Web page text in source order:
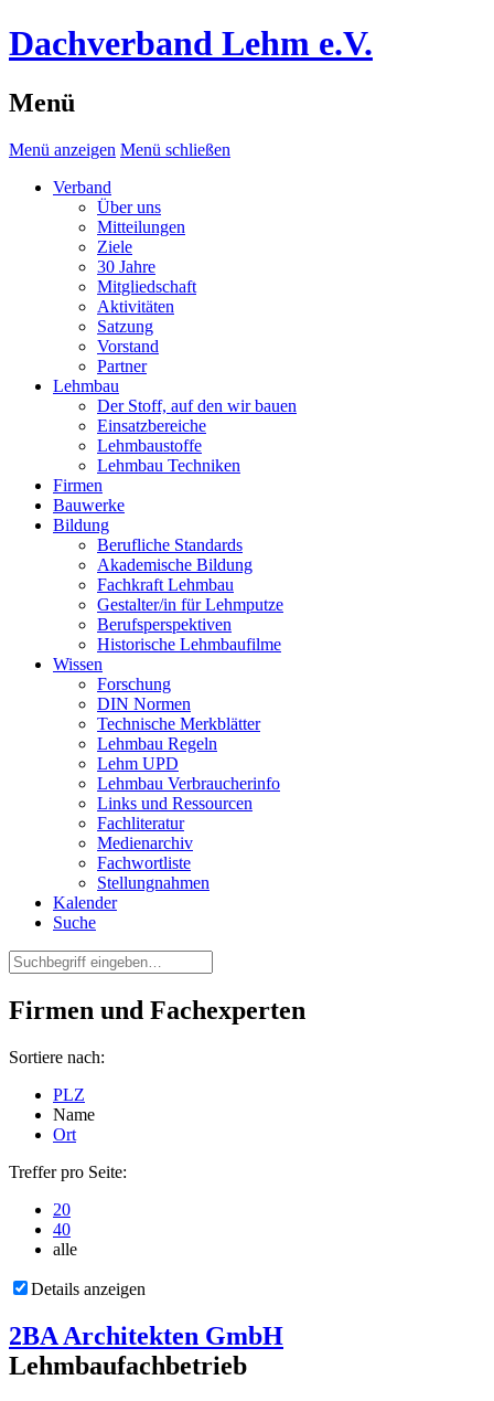
Dachverband Lehm e.V.
Menü
Menü anzeigen Menü schließen
Verband
Über uns
Mitteilungen
Ziele
30 Jahre
Mitgliedschaft
Aktivitäten
Satzung
Vorstand
Partner
Lehmbau
Der Stoff, auf den wir bauen
Einsatzbereiche
Lehmbaustoffe
Lehmbau Techniken
Firmen
Bauwerke
Bildung
Berufliche Standards
Akademische Bildung
Fachkraft Lehmbau
Gestalter/in für Lehmputze
Berufsperspektiven
Historische Lehmbaufilme
Wissen
Forschung
DIN Normen
Technische Merkblätter
Lehmbau Regeln
Lehm UPD
Lehmbau Verbraucherinfo
Links und Ressourcen
Fachliteratur
Medienarchiv
Fachwortliste
Stellungnahmen
Kalender
Suche
Firmen und Fachexperten
Sortiere nach:
PLZ
Name
Ort
Treffer pro Seite:
20
40
alle
Details anzeigen
2BA Architekten GmbH
Lehmbaufachbetrieb